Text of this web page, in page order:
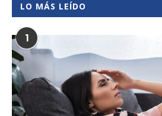
LO MÁS LEÍDO
1